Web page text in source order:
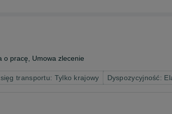
o pracę, Umowa zlecenie
transportu: Tylko krajowy Dyspozycyjność: